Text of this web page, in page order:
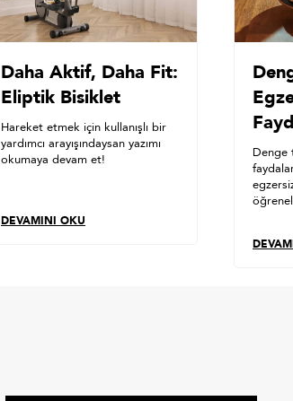
Daha Aktif, Daha Fit:
Eliptik Bisiklet
Hareket etmek için kullanışlı bir
yardımcı arayışındaysan yazımı
okumaya devam et!
DEVAMINI OKU
Denge